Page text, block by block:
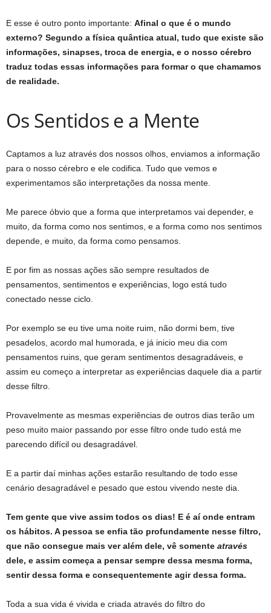
E esse é outro ponto importante: Afinal o que é o mundo
externo? Segundo a física quântica atual, tudo que existe são
informações, sinapses, troca de energia, e o nosso cérebro
traduz todas essas informações para formar o que chamamos
de realidade.
Os Sentidos e a Mente
Captamos a luz através dos nossos olhos, enviamos a informação
para o nosso cérebro e ele codifica. Tudo que vemos e
experimentamos são interpretações da nossa mente.
Me parece óbvio que a forma que interpretamos vai depender, e
muito, da forma como nos sentimos, e a forma como nos sentimos
depende, e muito, da forma como pensamos.
E por fim as nossas ações são sempre resultados de
pensamentos, sentimentos e experiências, logo está tudo
conectado nesse ciclo.
Por exemplo se eu tive uma noite ruim, não dormi bem, tive
pesadelos, acordo mal humorada, e já inicio meu dia com
pensamentos ruins, que geram sentimentos desagradáveis, e
assim eu começo a interpretar as experiências daquele dia a partir
desse filtro.
Provavelmente as mesmas experiências de outros dias terão um
peso muito maior passando por esse filtro onde tudo está me
parecendo difícil ou desagradável.
E a partir daí minhas ações estarão resultando de todo esse
cenário desagradável e pesado que estou vivendo neste dia.
Tem gente que vive assim todos os dias! E é aí onde entram
os hábitos. A pessoa se enfia tão profundamente nesse filtro,
que não consegue mais ver além dele, vê somente através
dele, e assim começa a pensar sempre dessa mesma forma,
sentir dessa forma e consequentemente agir dessa forma.
Toda a sua vida é vivida e criada através do filtro do